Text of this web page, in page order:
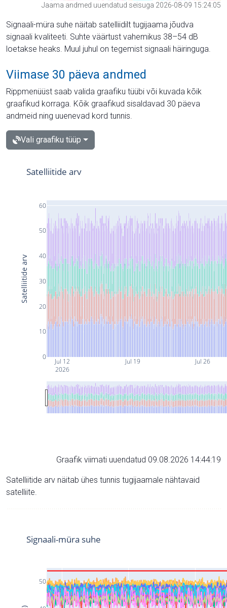
Jaama andmed uuendatud seisuga 2026-08-09 15:24:05
Signaali-müra suhe näitab satelliidilt tugijaama jõudva
signaali kvaliteeti. Suhte väärtust vahemikus 38–54 dB
loetakse heaks. Muul juhul on tegemist signaali häiringuga.
Viimase 30 päeva andmed
Rippmenüüst saab valida graafiku tüübi või kuvada kõik
graafikud korraga. Kõik graafikud sisaldavad 30 päeva
andmeid ning uuenevad kord tunnis.
Vali graafiku tüüp
Jul 12
2026
Jul 19 Jul 26
0
10
20
30
40
50
60
Satelliitide arv
Satelliitide arv
Graafik viimati uuendatud 09.08.2026 14:44:19
Satelliitide arv näitab ühes tunnis tugijaamale nähtavaid
satelliite.
50
Signaali-müra suhe